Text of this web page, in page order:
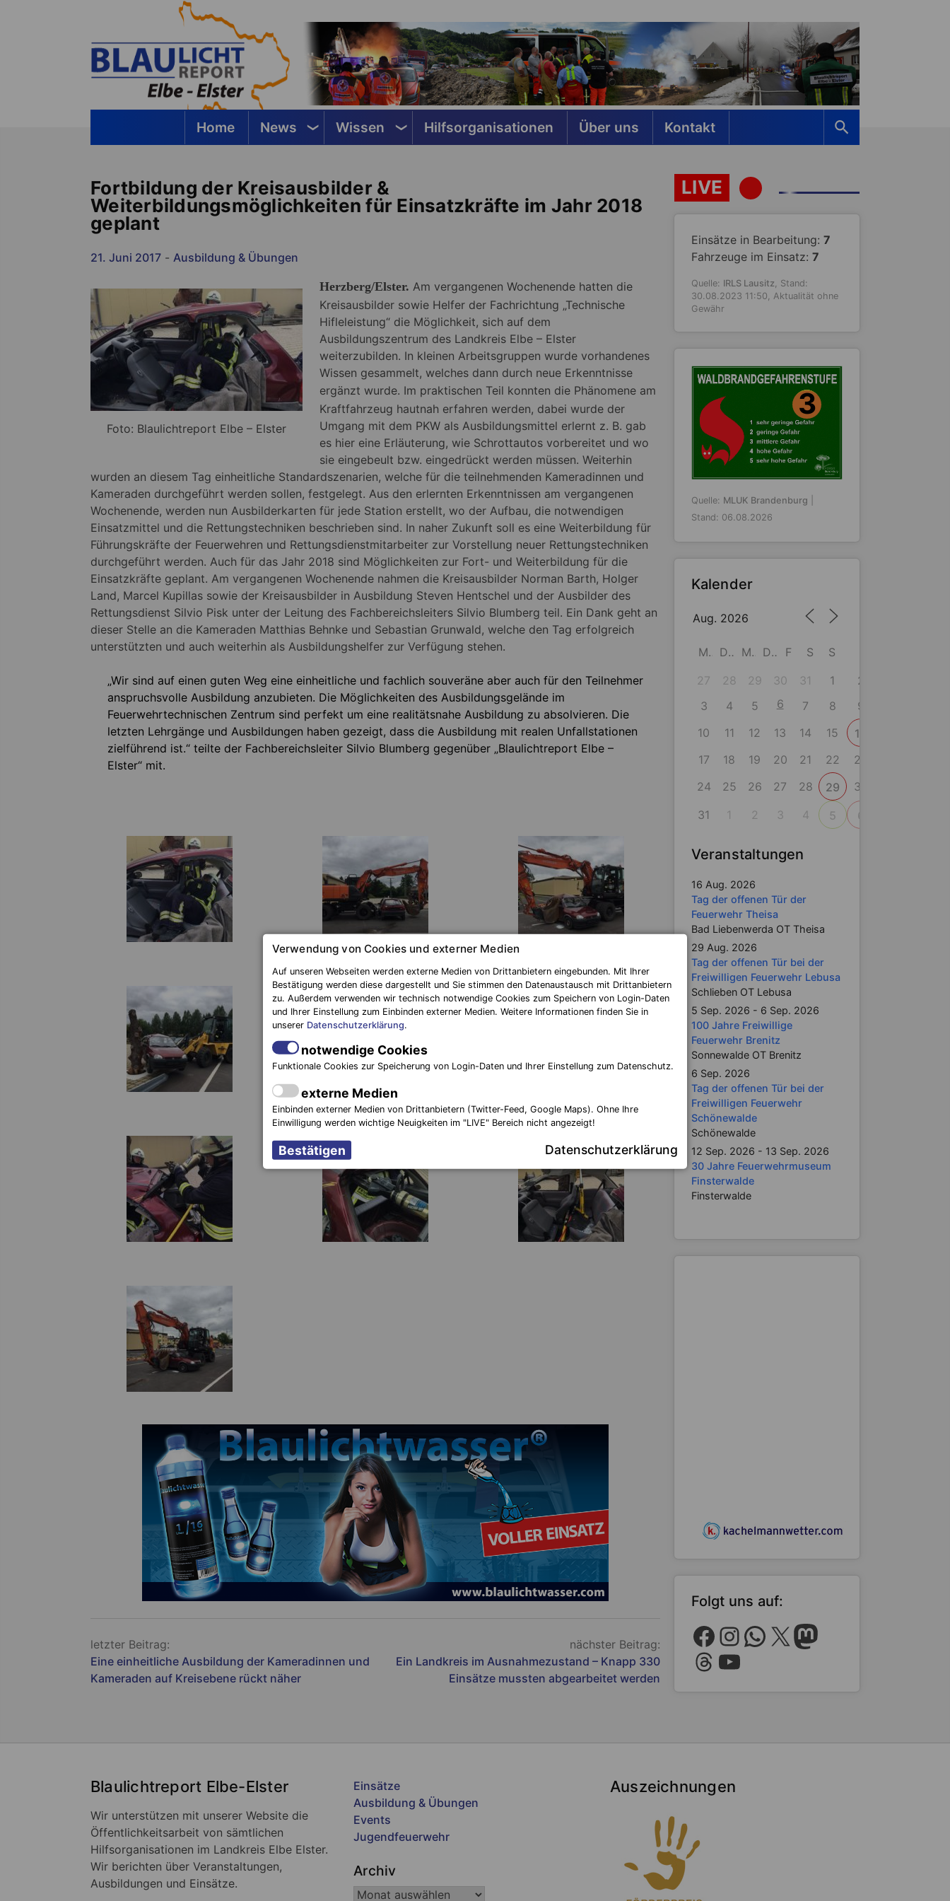
Home News Wissen Hilfsorganisationen Über uns Kontakt
Fortbildung der Kreisausbilder &
Weiterbildungsmöglichkeiten für Einsatzkräfte im Jahr 2018
geplant
21. Juni 2017 - Ausbildung & Übungen
Foto: Blaulichtreport Elbe – Elster
Herzberg/Elster. Am vergangenen Wochenende hatten die
Kreisausbilder sowie Helfer der Fachrichtung „Technische
Hifleleistung“ die Möglichkeit, sich auf dem
Ausbildungszentrum des Landkreis Elbe – Elster
weiterzubilden. In kleinen Arbeitsgruppen wurde vorhandenes
Wissen gesammelt, welches dann durch neue Erkenntnisse
ergänzt wurde. Im praktischen Teil konnten die Phänomene am
Kraftfahrzeug hautnah erfahren werden, dabei wurde der
Umgang mit dem PKW als Ausbildungsmittel erlernt z. B. gab
es hier eine Erläuterung, wie Schrottautos vorbereitet und wo
sie eingebeult bzw. eingedrückt werden müssen. Weiterhin
wurden an diesem Tag einheitliche Standardszenarien, welche für die teilnehmenden Kameradinnen und
Kameraden durchgeführt werden sollen, festgelegt. Aus den erlernten Erkenntnissen am vergangenen
Wochenende, werden nun Ausbilderkarten für jede Station erstellt, wo der Aufbau, die notwendigen
Einsatzmittel und die Rettungstechniken beschrieben sind. In naher Zukunft soll es eine Weiterbildung für
Führungskräfte der Feuerwehren und Rettungsdienstmitarbeiter zur Vorstellung neuer Rettungstechniken
durchgeführt werden. Auch für das Jahr 2018 sind Möglichkeiten zur Fort- und Weiterbildung für die
Einsatzkräfte geplant. Am vergangenen Wochenende nahmen die Kreisausbilder Norman Barth, Holger
Land, Marcel Kupillas sowie der Kreisausbilder in Ausbildung Steven Hentschel und der Ausbilder des
Rettungsdienst Silvio Pisk unter der Leitung des Fachbereichsleiters Silvio Blumberg teil. Ein Dank geht an
dieser Stelle an die Kameraden Matthias Behnke und Sebastian Grunwald, welche den Tag erfolgreich
unterstützten und auch weiterhin als Ausbildungshelfer zur Verfügung stehen.
„Wir sind auf einen guten Weg eine einheitliche und fachlich souveräne aber auch für den Teilnehmer
anspruchsvolle Ausbildung anzubieten. Die Möglichkeiten des Ausbildungsgelände im
Feuerwehrtechnischen Zentrum sind perfekt um eine realitätsnahe Ausbildung zu absolvieren. Die
letzten Lehrgänge und Ausbildungen haben gezeigt, dass die Ausbildung mit realen Unfallstationen
zielführend ist.“ teilte der Fachbereichsleiter Silvio Blumberg gegenüber „Blaulichtreport Elbe –
Elster“ mit.
Beitragsnavigation
letzter Beitrag:
Eine einheitliche Ausbildung der Kameradinnen und
Kameraden auf Kreisebene rückt näher
nächster Beitrag:
Ein Landkreis im Ausnahmezustand – Knapp 330
Einsätze mussten abgearbeitet werden
LIVE
Einsätze in Bearbeitung: 7
Fahrzeuge im Einsatz: 7
Quelle: IRLS Lausitz, Stand:
30.08.2023 11:50, Aktualität ohne
Gewähr
3
Quelle: MLUK Brandenburg
Stand: 06.08.2026
Kalender
Aug. 2026
M D M D F S
S
27
28 29 30 31 1
2
3
4 5 6 7 8
9
10
11 12 13 14 15
16
17
18 19 20 21 22
23
24
25 26 27 28 29
30
31
1 2 3 4 5 6
Veranstaltungen
16 Aug. 2026
Tag der offenen Tür der
Feuerwehr Theisa
Bad Liebenwerda OT Theisa
29 Aug. 2026
Tag der offenen Tür bei der
Freiwilligen Feuerwehr Lebusa
Schlieben OT Lebusa
5 Sep. 2026 - 6 Sep. 2026
100 Jahre Freiwillige
Feuerwehr Brenitz
Sonnewalde OT Brenitz
6 Sep. 2026
Tag der offenen Tür bei der
Freiwilligen Feuerwehr
Schönewalde
Schönewalde
12 Sep. 2026 - 13 Sep. 2026
30 Jahre Feuerwehrmuseum
Finsterwalde
Finsterwalde
Folgt uns auf:
Facebook
Instagram
WhatsApp
X Mastodon
Threads
YouTube
Blaulichtreport Elbe-Elster
Wir unterstützen mit unserer Website die
Öffentlichkeitsarbeit von sämtlichen
Hilfsorganisationen im Landkreis Elbe Elster.
Wir berichten über Veranstaltungen,
Ausbildungen und Einsätze.
Einsätze
Ausbildung & Übungen
Events
Jugendfeuerwehr
Archiv
Auszeichnungen
Verwendung von Cookies und externer Medien
Auf unseren Webseiten werden externe Medien von Drittanbietern eingebunden. Mit Ihrer
Bestätigung werden diese dargestellt und Sie stimmen den Datenaustausch mit Drittanbietern
zu. Außerdem verwenden wir technisch notwendige Cookies zum Speichern von Login-Daten
und Ihrer Einstellung zum Einbinden externer Medien. Weitere Informationen finden Sie in
unserer Datenschutzerklärung.
notwendige Cookies
Funktionale Cookies zur Speicherung von Login-Daten und Ihrer Einstellung zum Datenschutz.
externe Medien
Einbinden externer Medien von Drittanbietern (Twitter-Feed, Google Maps). Ohne Ihre
Einwilligung werden wichtige Neuigkeiten im "LIVE" Bereich nicht angezeigt!
Datenschutzerklärung